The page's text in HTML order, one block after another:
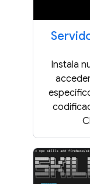
Instala